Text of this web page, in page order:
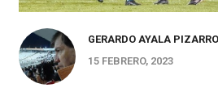
GERARDO AYALA PIZARRO
15 FEBRERO, 2023